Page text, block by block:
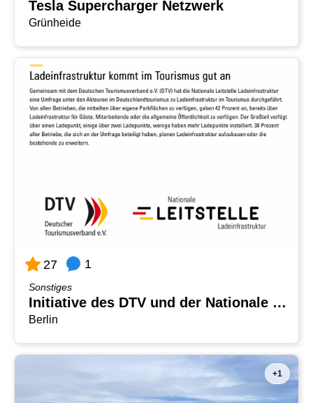
Tesla Supercharger Netzwerk
Grünheide
27 1
Sonstiges
Initiative des DTV und der Nationale Leitstelle Ladeinfrastruktur
Berlin
+1